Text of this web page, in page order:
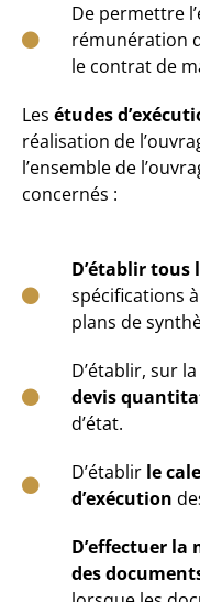
De permettre
rémunération
le contrat de
Les études
réalisation de
l’ensemble de
concernés :
D’établir tous
spécifications
plans de
D’établir, sur
devis
d’état.
D’établir le
d’exécution
D’effectuer la
des